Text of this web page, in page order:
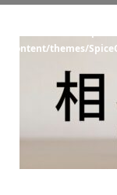
content/themes/